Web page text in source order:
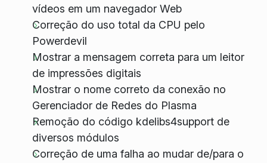
vídeos em um navegador Web
Correção do uso total da CPU pelo
Powerdevil
Mostrar a mensagem correta para um leitor
de impressões digitais
Mostrar o nome correto da conexão no
Gerenciador de Redes do Plasma
Remoção do código kdelibs4support de
diversos módulos
Correção de uma falha ao mudar de/para o